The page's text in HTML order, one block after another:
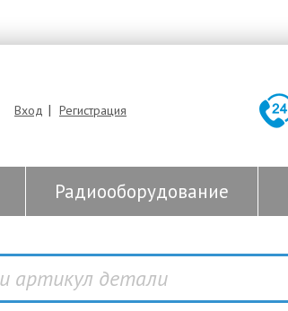
Вход | Регистрация
Радиооборудование